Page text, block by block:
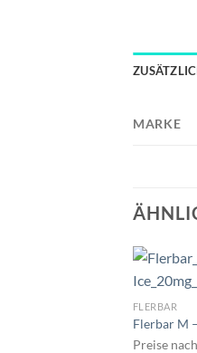
MARKE
FLERBAR
Flerbar M
Preise nach